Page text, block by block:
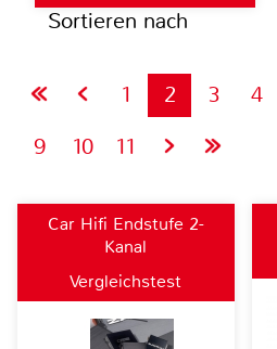
Sortieren nach
1 2 3 4
9
10 11
Car Hifi Endstufe 2-
Kanal
Vergleichstest